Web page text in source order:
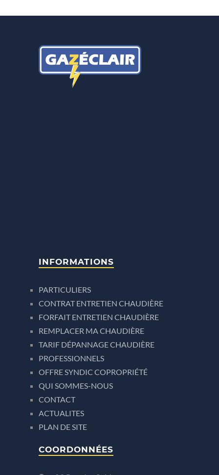
INFORMATIONS
PARTICULIERS
CONTRAT ENTRETIEN CHAUDIÈRE
FORFAIT ENTRETIEN CHAUDIÈRE
REMPLACER MA CHAUDIÈRE
TARIF DÉPANNAGE CHAUDIÈRE
PROFESSIONNELS
OFFRE SYNDIC COPROPRIÉTÉ
QUI SOMMES-NOUS
CONTACT
ACTUALITES
PLAN DE SITE
COORDONNÉES